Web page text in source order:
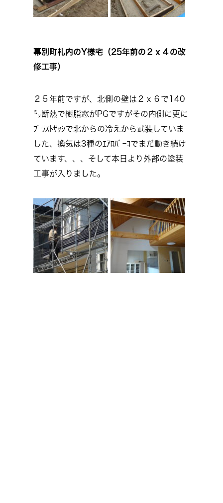
幕別町札内のY様宅（25年前の２ｘ４の改
修工事）
２５年前ですが、北側の壁は２ｘ６で140
㍉断熱で樹脂窓がPGですがその内側に更に
ﾌﾟﾗｽﾄｻｯｼで北からの冷えから武装していま
した、換気は3種のｴｱﾛﾊﾞｰｺでまだ動き続け
ています、、、そして本日より外部の塗装
工事が入りました。